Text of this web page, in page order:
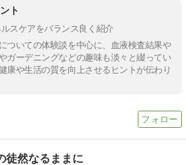
ト
スケアをバランス良く紹介
ついての体験談を中心に、血液検査結果や
ガーデニングなどの趣味も淡々と綴ってい
康や生活の質を向上させるヒントが伝わり
徒然なるままに